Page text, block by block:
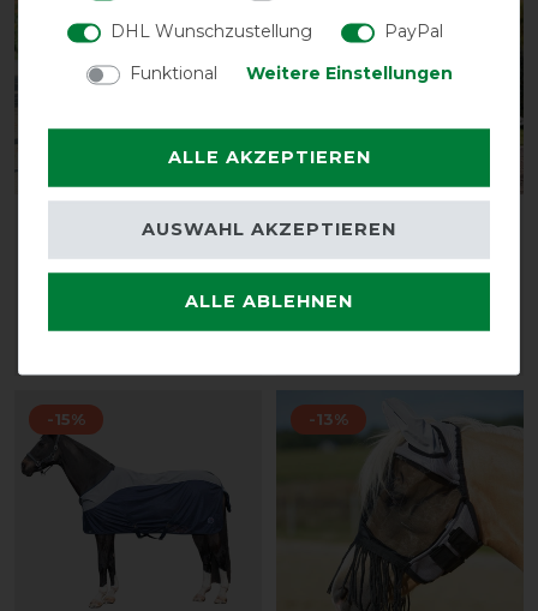
Busse Ausreitdecke
Horseware Amigo Bug
89,95 € *
-15% -13%
DHL Wunschzustellung
PayPal
Funktional
Weitere Einstellungen
ALLE AKZEPTIEREN
ALLE ABLEHNEN
AUSWAHL AKZEPTIEREN